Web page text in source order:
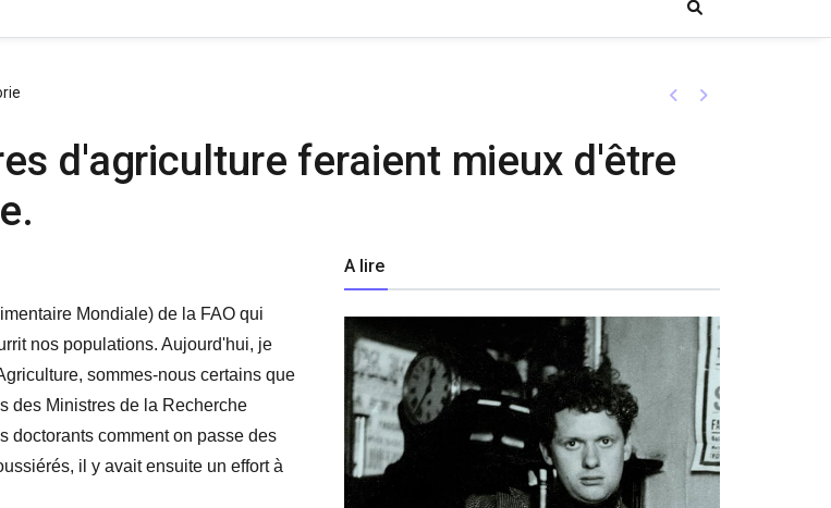
Previous
Next
d'agriculture feraient mieux d'être
Mondiale) de la FAO qui
nos populations. Aujourd'hui, je
sommes-nous certains que
des Ministres de la Recherche
doctorants comment on passe des
il y avait ensuite un effort à
A lire